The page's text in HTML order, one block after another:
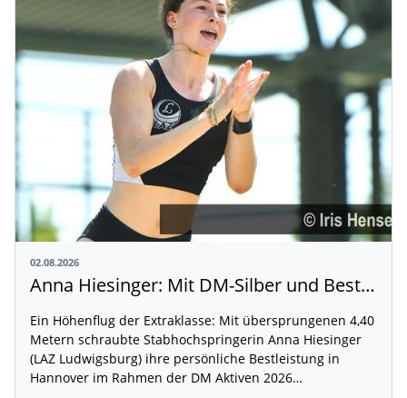
02.08.2026
Anna Hiesinger: Mit DM-Silber und Bestleistung zur U20-WM
Ein Höhenflug der Extraklasse: Mit übersprungenen 4,40
Metern schraubte Stabhochspringerin Anna Hiesinger
(LAZ Ludwigsburg) ihre persönliche Bestleistung in
Hannover im Rahmen der DM Aktiven 2026…